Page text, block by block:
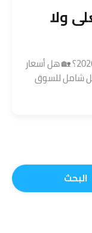
ولا
هل أسعار العقارات هتغلى ولا ترخص في 2026؟ 🏡 هل أسعار
ولا ترخص في 2026؟ تحليل شامل للسوق
البحث